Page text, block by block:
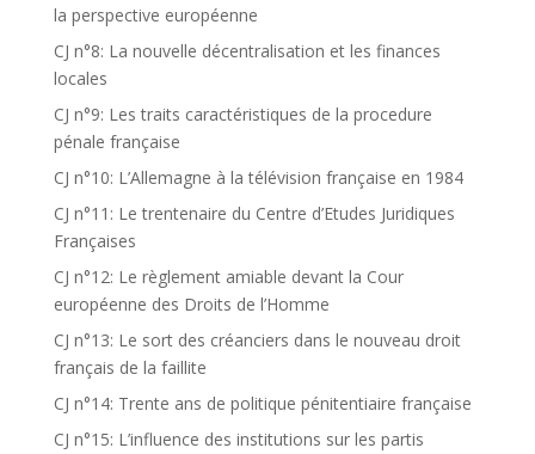
la perspective européenne
CJ n°8: La nouvelle décentralisation et les finances
locales
CJ n°9: Les traits caractéristiques de la procedure
pénale française
CJ n°10: L’Allemagne à la télévision française en 1984
CJ n°11: Le trentenaire du Centre d’Etudes Juridiques
Françaises
CJ n°12: Le règlement amiable devant la Cour
européenne des Droits de l’Homme
CJ n°13: Le sort des créanciers dans le nouveau droit
français de la faillite
CJ n°14: Trente ans de politique pénitentiaire française
CJ n°15: L’influence des institutions sur les partis